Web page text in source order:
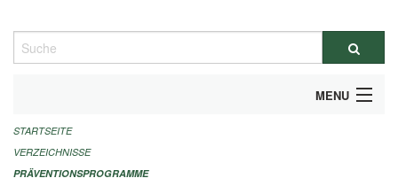
Suche
MENU
DURCHFÜHRUNG UND FINANZIERUNG
IMPRESSUM
STARTSEITE
VERZEICHNISSE
PRÄVENTIONSPROGRAMME